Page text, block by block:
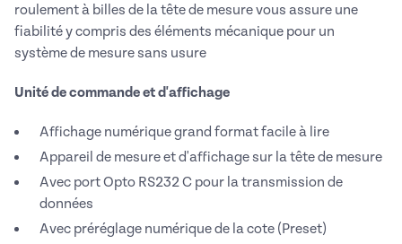
roulement à billes de la tête de mesure vous assure une
fiabilité y compris des éléments mécanique pour un
système de mesure sans usure
Unité de commande et d'affichage
Affichage numérique grand format facile à lire
Appareil de mesure et d'affichage sur la tête de mesure
Avec port Opto RS232 C pour la transmission de
données
Avec préréglage numérique de la cote (Preset)